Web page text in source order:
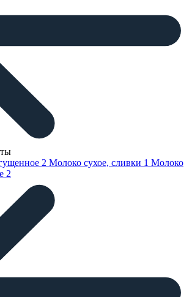
2 Молоко сухое, сливки 1 Молоко
2